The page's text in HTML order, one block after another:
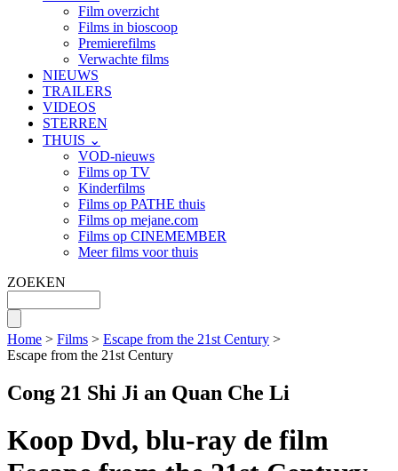
Film overzicht
Films in bioscoop
Premierefilms
Verwachte films
NIEUWS
TRAILERS
VIDEOS
STERREN
THUIS ⌄
VOD-nieuws
Films op TV
Kinderfilms
Films op PATHE thuis
Films op mejane.com
Films op CINEMEMBER
Meer films voor thuis
ZOEKEN
Home > Films > Escape from the 21st Century >
Escape from the 21st Century
Cong 21 Shi Ji an Quan Che Li
Koop Dvd, blu-ray de film